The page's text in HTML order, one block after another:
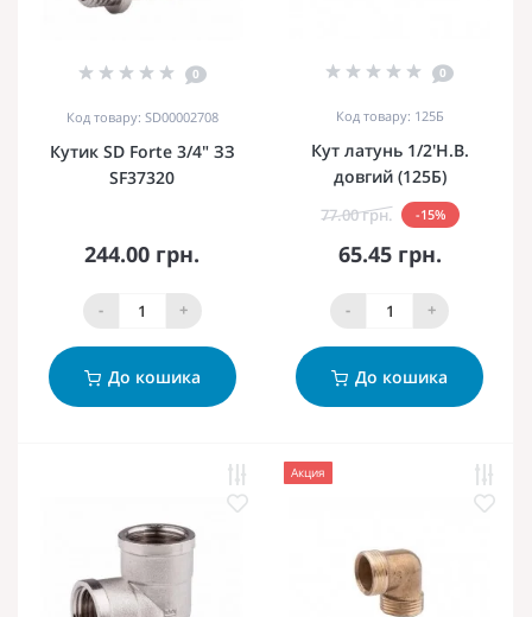
0
Код товару: SD00002708
Кутик SD Forte 3/4" ЗЗ
SF37320
244.00 грн.
- +
До кошика
0
Код товару: 125Б
Кут латунь 1/2'Н.В.
довгий (125Б)
77.00 грн. -15%
65.45 грн.
- +
До кошика
Акция